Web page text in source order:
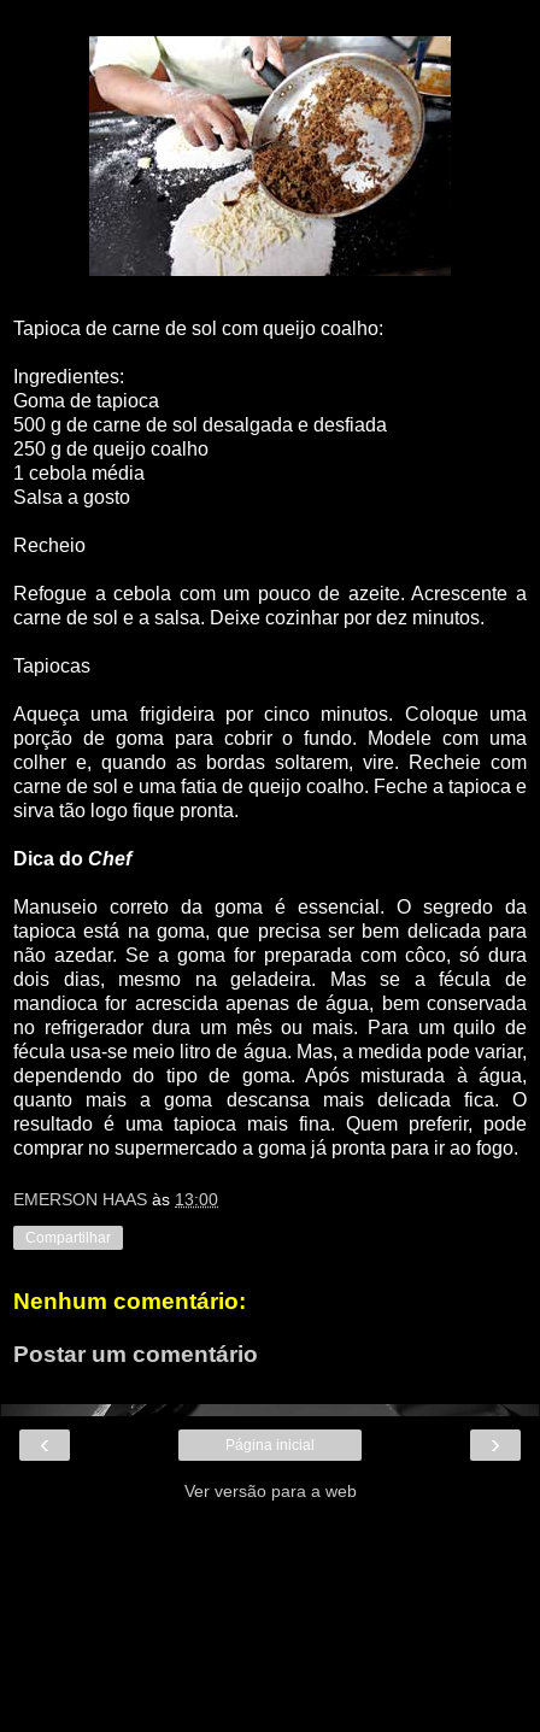
Tapioca de carne de sol com queijo coalho:
Ingredientes:
Goma de tapioca
500 g de carne de sol desalgada e desfiada
250 g de queijo coalho
1 cebola média
Salsa a gosto
Recheio
Refogue a cebola com um pouco de azeite. Acrescente a
carne de sol e a salsa. Deixe cozinhar por dez minutos.
Tapiocas
Aqueça uma frigideira por cinco minutos. Coloque uma
porção de goma para cobrir o fundo. Modele com uma
colher e, quando as bordas soltarem, vire. Recheie com
carne de sol e uma fatia de queijo coalho. Feche a tapioca e
sirva tão logo fique pronta.
Dica do Chef
Manuseio correto da goma é essencial. O segredo da
tapioca está na goma, que precisa ser bem delicada para
não azedar. Se a goma for preparada com côco, só dura
dois dias, mesmo na geladeira. Mas se a fécula de
mandioca for acrescida apenas de água, bem conservada
no refrigerador dura um mês ou mais. Para um quilo de
fécula usa-se meio litro de água. Mas, a medida pode variar,
dependendo do tipo de goma. Após misturada à água,
quanto mais a goma descansa mais delicada fica. O
resultado é uma tapioca mais fina. Quem preferir, pode
comprar no supermercado a goma já pronta para ir ao fogo.
EMERSON HAAS às 13:00
Compartilhar
Nenhum comentário:
Postar um comentário
‹ ›
Página inicial
Ver versão para a web